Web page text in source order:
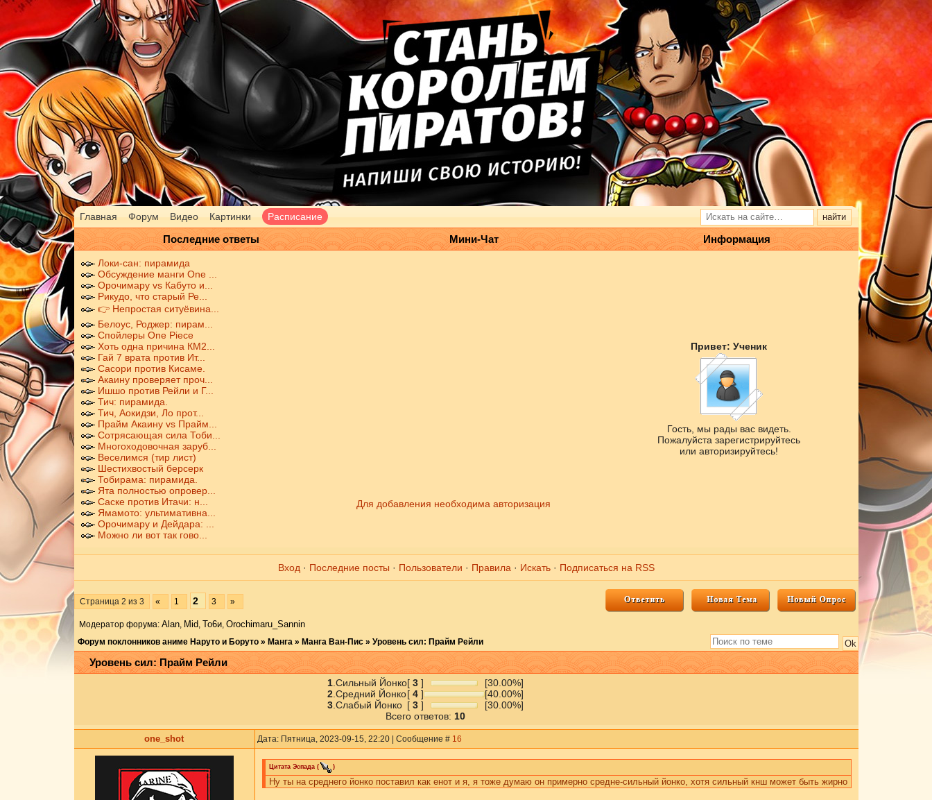
Главная Форум Видео Картинки Расписание
Последние ответы Мини-Чат Информация
Локи-сан: пирамида
Обсуждение манги One ...
Орочимару vs Кабуто и...
Рикудо, что старый Ре...
👉 Непростая ситуёвина...
Белоус, Роджер: пирам...
Спойлеры One Piece
Хоть одна причина КМ2...
Гай 7 врата против Ит...
Сасори против Кисаме.
Акаину проверяет проч...
Ишшо против Рейли и Г...
Тич: пирамида.
Тич, Аокидзи, Ло прот...
Прайм Акаину vs Прайм...
Сотрясающая сила Тоби...
Многоходовочная заруб...
Веселимся (тир лист)
Шестихвостый берсерк
Тобирама: пирамида.
Ята полностью опровер...
Саске против Итачи: н...
Ямамото: ультимативна...
Орочимару и Дейдара: ...
Можно ли вот так гово...
Для добавления необходима авторизация
Привет: Ученик
Гость, мы рады вас видеть.
Пожалуйста зарегистрируйтесь
или авторизируйтесь!
Вход · Последние посты · Пользователи · Правила · Искать· Подписаться на RSS
Страница 2 из 3 « 1 2 3 »
Модератор форума: Аlаn, Mid, То6и, Orochimaru_Sannin
Форум поклонников аниме Наруто и Боруто » Манга » Манга Ван-Пис » Уровень сил: Прайм Рейли
Уровень сил: Прайм Рейли
1 Сильный Йонко[ 3 ]
[30.00%]
2 Средний Йонко[ 4 ]
[40.00%]
3 Слабый Йонко [ 3 ]
[30.00%]
Всего ответов: 10
one_shot Дата: Пятница, 2023-09-15, 22:20 | Сообщение # 16
Цитата Эспада( )
Ну ты на среднего йонко поставил как енот и я, я тоже думаю он примерно средне-сильный йонко, хотя сильный кнш может быть жирно